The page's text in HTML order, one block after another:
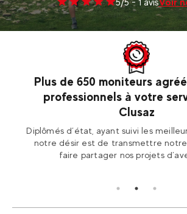
5/5 - 1 avis
Plus de 650 moniteurs
professionnels à votre
Clusaz
Diplômés d’état, ayant suivi les
notre désir est de transmettre
faire partager nos projets